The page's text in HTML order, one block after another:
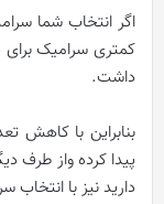
اگر انتخاب شما
کمتری سرامیک
داشت.
بنابراین با کاهش
پیدا کرده واز طرف
دارید نیز با